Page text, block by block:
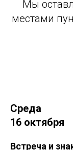
Мы
местами
Среда
16 октября
Встреча и